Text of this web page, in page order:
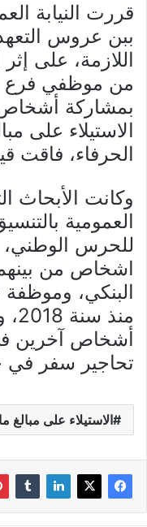
قررت النيابة
ببن عروس
اللازمة، على
من موظفي فرع
بمشاركة
الاستيلاء على
الحرفاء، فاقت
وكانت الأبحاث
العمومية
للحرس
اشخاص من
البنكي،
أشخاص آخرين
تحاجير سفر في
الاستيلاء على مبالغ